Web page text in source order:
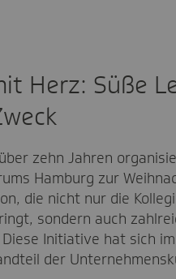
Herz: Süße
zehn Jahren
Hamburg zur
die nicht nur die
sondern auch
Initiative hat sich
der